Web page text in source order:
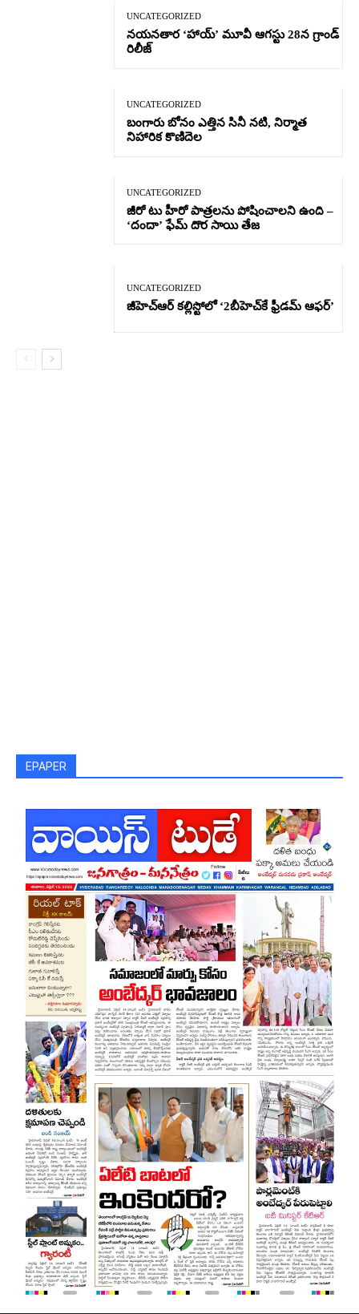
UNCATEGORIZED
నయనతార ‘హాయ్’ మూవీ ఆగస్టు 28న గ్రాండ్
రిలీజ్
UNCATEGORIZED
బంగారు బోనం ఎత్తిన సినీ నటి, నిర్మాత
నిహారిక కొణిదెల
UNCATEGORIZED
జీరో టు హీరో పాత్రలను పోషించాలని ఉంది –
‘దందా’ ఫేమ్ దొర సాయి తేజ
UNCATEGORIZED
జీహెచ్ఆర్‌ కల్లిస్టోలో ‘2బీహెచ్‌కే ఫ్రీడమ్ ఆఫర్’
EPAPER